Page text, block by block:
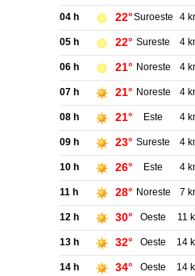
04 h 22°Suroeste 4
05 h 22° Sureste 4
06 h 21° Noreste 4
07 h 21° Noreste 4
08 h 21° Este 4
09 h 23° Sureste 4
10 h 26° Este 4
11 h 28° Noreste 7
12 h 30° Oeste 11
13 h 32° Oeste 14
14 h 34° Oeste 14